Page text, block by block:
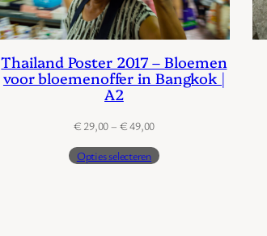
Thailand Poster 2017 – Bloemen
voor bloemenoffer in Bangkok |
A2
€ 29,00– €49,00Prijsklasse:
tot
Opties selecteren